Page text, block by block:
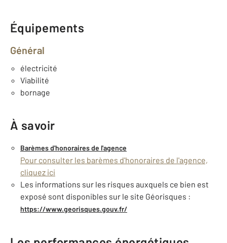
Équipements
Général
électricité
Viabilité
bornage
À savoir
Barèmes d'honoraires de l'agence
Pour consulter les barèmes d'honoraires de l'agence,
cliquez ici
Les informations sur les risques auxquels ce bien est
exposé sont disponibles sur le site Géorisques :
https://www.georisques.gouv.fr/